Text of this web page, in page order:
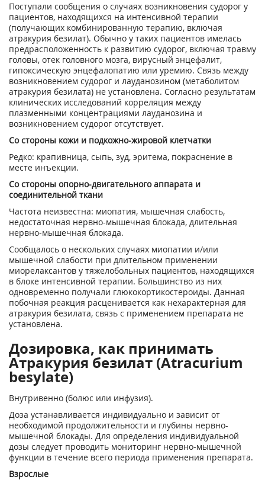
Поступали сообщения о случаях возникновения судорог у
пациентов, находящихся на интенсивной терапии
(получающих комбинированную терапию, включая
атракурия безилат). Обычно у таких пациентов имелась
предрасположенность к развитию судорог, включая травму
головы, отек головного мозга, вирусный энцефалит,
гипоксическую энцефалопатию или уремию. Связь между
возникновением судорог и лауданозином (метаболитом
атракурия безилата) не установлена. Согласно результатам
клинических исследований корреляция между
плазменными концентрациями лауданозина и
возникновением судорог отсутствует.
Со стороны кожи и подкожно-жировой клетчатки
Редко: крапивница, сыпь, зуд, эритема, покраснение в
месте инъекции.
Со стороны опорно-двигательного аппарата и
соединительной ткани
Частота неизвестна: миопатия, мышечная слабость,
недостаточная нервно-мышечная блокада, длительная
нервно-мышечная блокада.
Сообщалось о нескольких случаях миопатии и/или
мышечной слабости при длительном применении
миорелаксантов у тяжелобольных пациентов, находящихся
в блоке интенсивной терапии. Большинство из них
одновременно получали глюкокортикостероиды. Данная
побочная реакция расценивается как нехарактерная для
атракурия безилата, связь с применением препарата не
установлена.
Дозировка, как принимать
Атракурия безилат (Atracurium
besylate)
Внутривенно (болюс или инфузия).
Доза устанавливается индивидуально и зависит от
необходимой продолжительности и глубины нервно-
мышечной блокады. Для определения индивидуальной
дозы следует проводить мониторинг нервно-мышечной
функции в течение всего периода применения препарата.
Взрослые